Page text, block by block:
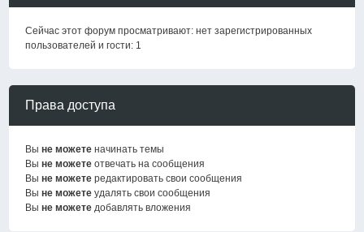
Сейчас этот форум просматривают: нет зарегистрированных
пользователей и гости: 1
Права доступа
Выне можете начинать темы
Выне можете отвечать на сообщения
Выне можете редактировать свои сообщения
Выне можете удалять свои сообщения
Выне можете добавлять вложения